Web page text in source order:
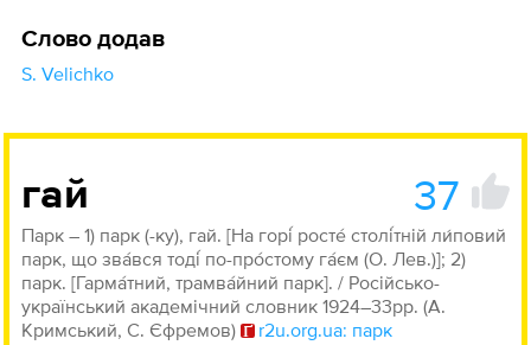
Слово додав
S. Velichko
гай 37
Парк – 1) парк (-ку), гай. [На горі́ росте́ столі́тній ли́повий
парк, що зва́вся тоді́ по-про́стому га́єм (О. Лев.)]; 2)
парк. [Гарма́тний, трамва́йний парк]. / Російсько-
український академічний словник 1924–33рр. (А.
Кримський, С. Єфремов)
r2u.org.ua: парк